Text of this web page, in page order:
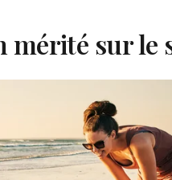
mérité sur le